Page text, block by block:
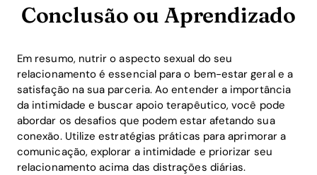
Conclusão ou Aprendizado
Em resumo, nutrir o aspecto sexual do seu
relacionamento é essencial para o bem-estar geral e a
satisfação na sua parceria. Ao entender a importância
da intimidade e buscar apoio terapêutico, você pode
abordar os desafios que podem estar afetando sua
conexão. Utilize estratégias práticas para aprimorar a
comunicação, explorar a intimidade e priorizar seu
relacionamento acima das distrações diárias.